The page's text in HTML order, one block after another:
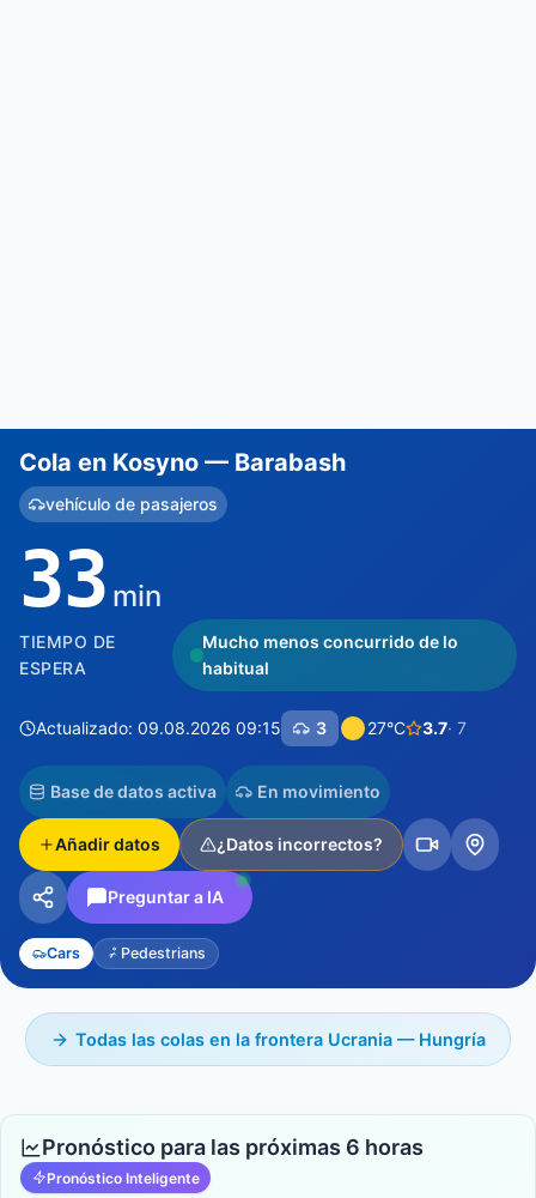
Cola en Kosyno — Barabash
vehículo de pasajeros
33 min
TIEMPO DE
ESPERA
Mucho menos concurrido de lo
habitual
Actualizado: 09.08.2026 09:15 3 27°C 3.7· 7
Base de datos activa En movimiento
Añadir datos ¿Datos incorrectos?
Preguntar a IA
Cars Pedestrians
Todas las colas en la frontera Ucrania — Hungría
Pronóstico para las próximas 6 horas
Pronóstico Inteligente